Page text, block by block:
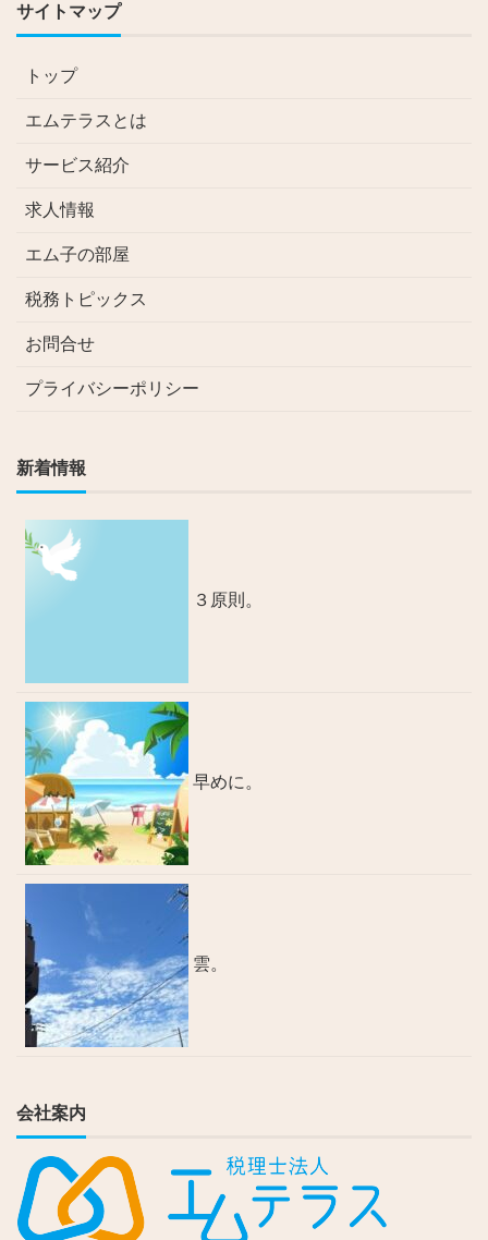
サイトマップ
トップ
エムテラスとは
サービス紹介
求人情報
エム子の部屋
税務トピックス
お問合せ
プライバシーポリシー
新着情報
３原則。
早めに。
雲。
会社案内